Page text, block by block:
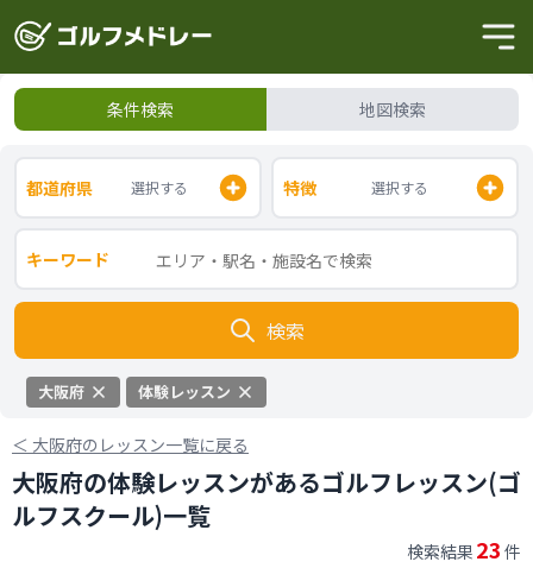
条件検索 地図検索
都道府県 選択する 特徴 選択する
キーワード
検索
大阪府 体験レッスン
＜ 大阪府のレッスン一覧に戻る
大阪府の体験レッスンがあるゴルフレッスン(ゴ
ルフスクール)一覧
検索結果 23 件